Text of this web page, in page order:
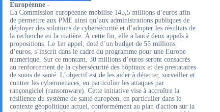
Européenne -
La Commission européenne mobilise 145,5 millions d’euros afin
de permettre aux PME ainsi qu’aux administrations publiques de
déployer des solutions de cybersécurité et d’adopter les résultats de
la recherche en la matière. À cette fin, elle a lancé deux appels à
propositions. Le 1er appel, doté d’un budget de 55 millions
d’euros, s’inscrit dans le cadre du programme pour une Europe
numérique. Sur ce montant, 30 millions d’euros seront consacrés
au renforcement de la cybersécurité des hôpitaux et des prestataires
de soins de santé. L’objectif est de les aider à détecter, surveiller et
contrer les cybermenaces, en particulier les attaques par
rançongiciel (ransomware). Cette initiative vise à accroître la
résilience du système de santé européen, en particulier dans le
contexte géopolitique actuel, conformément au plan d'action sur la